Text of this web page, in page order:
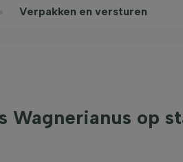
Verpakken en versturen
Wagnerianus op